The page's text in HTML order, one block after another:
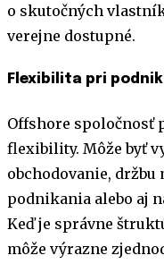
o skutočných
verejne dostupné.
Flexibilita pri
Offshore spoločnosť
flexibility. Môže byť
obchodovanie,
podnikania alebo aj
Keď je správne
môže výrazne